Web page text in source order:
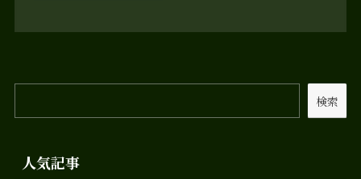
検索
人気記事